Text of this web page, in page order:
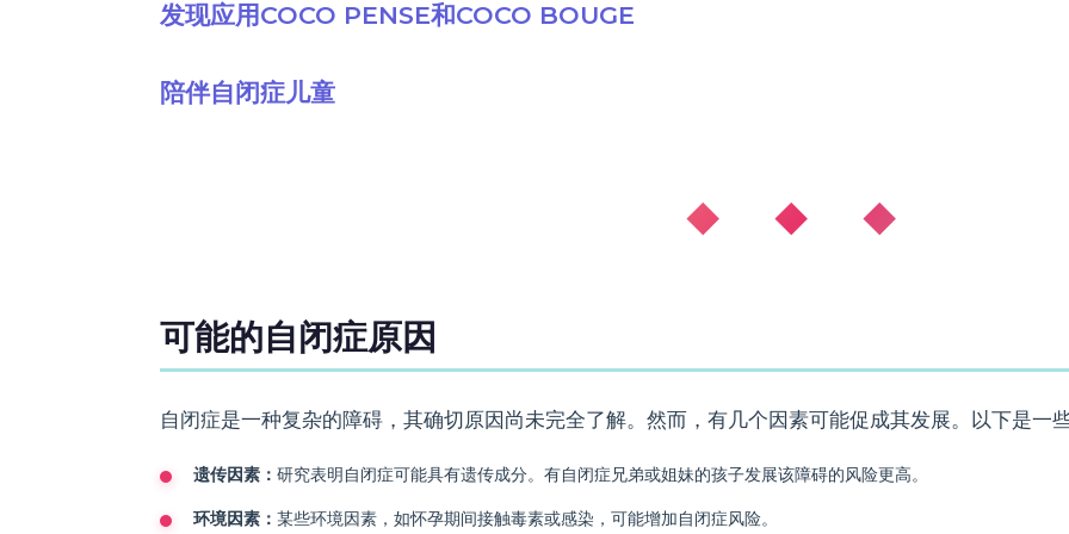
发现应用COCO PENSE和COCO BOUGE
陪伴自闭症儿童
◆ ◆ ◆
可能的自闭症原因
自闭症是一种复杂的障碍，其确切原因尚未完全了解。然而，有几个因素可能促成其发展。以下是一
遗传因素：研究表明自闭症可能具有遗传成分。有自闭症兄弟或姐妹的孩子发展该障碍的风险更高。
环境因素：某些环境因素，如怀孕期间接触毒素或感染，可能增加自闭症风险。